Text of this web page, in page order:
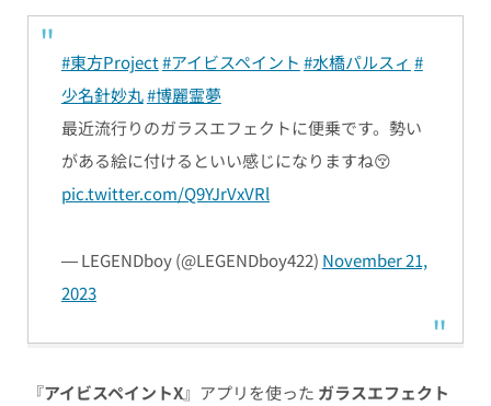
#東方Project#アイビスペイント #水橋パルスィ #
少名針妙丸#博麗霊夢
最近流行りのガラスエフェクトに便乗です。勢い
がある絵に付けるといい感じになりますね😚
pic.twitter.com/Q9YJrVxVRl
— LEGENDboy (@LEGENDboy422) November 21,
2023
『アイビスペイントX』アプリを使った ガラスエフェクト